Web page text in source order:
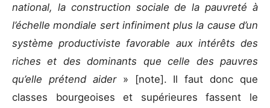
national, la construction sociale de la pauvreté à
l’échelle mondiale sert infiniment plus la cause d’un
système productiviste favorable aux intérêts des
riches et des dominants que celle des pauvres
qu’elle prétend aider» [note]. Il faut donc que
classes bourgeoises et supérieures fassent le